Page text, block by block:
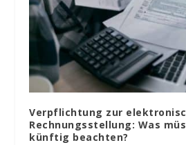
Verpflichtung zur
Rechnungsstellung: Was
künftig beachten?